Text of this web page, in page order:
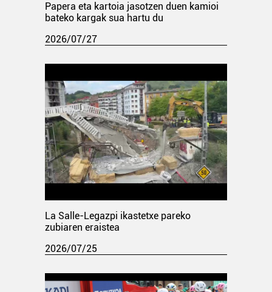
Papera eta kartoia jasotzen duen kamioi
bateko kargak sua hartu du
2026/07/27
La Salle-Legazpi ikastetxe pareko
zubiaren eraistea
2026/07/25